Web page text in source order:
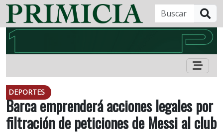
DEPORTES
Barca emprenderá acciones legales por
filtración de peticiones de Messi al club